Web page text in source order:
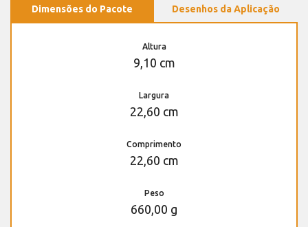
Dimensões do Pacote Desenhos da Aplicação
Altura
9,10 cm
Largura
22,60 cm
Comprimento
22,60 cm
Peso
660,00 g